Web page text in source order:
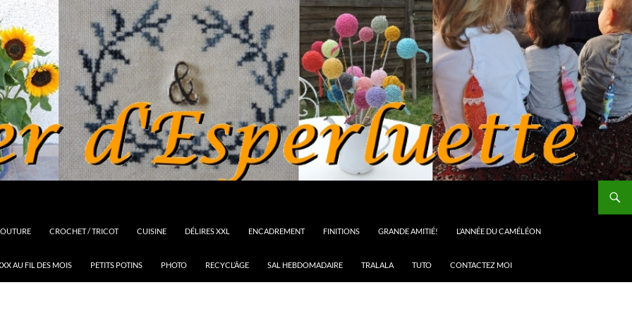
CROCHET / TRICOT CUISINE DÉLIRES XXL ENCADREMENT FINITIONS GRANDE AMITIÉ! L’ANNÉE DU CAMÉLÉON
AU FIL DES MOIS PETITS POTINS PHOTO RECYCL’ÂGE SAL HEBDOMADAIRE TRALALA TUTO CONTACTEZ MOI